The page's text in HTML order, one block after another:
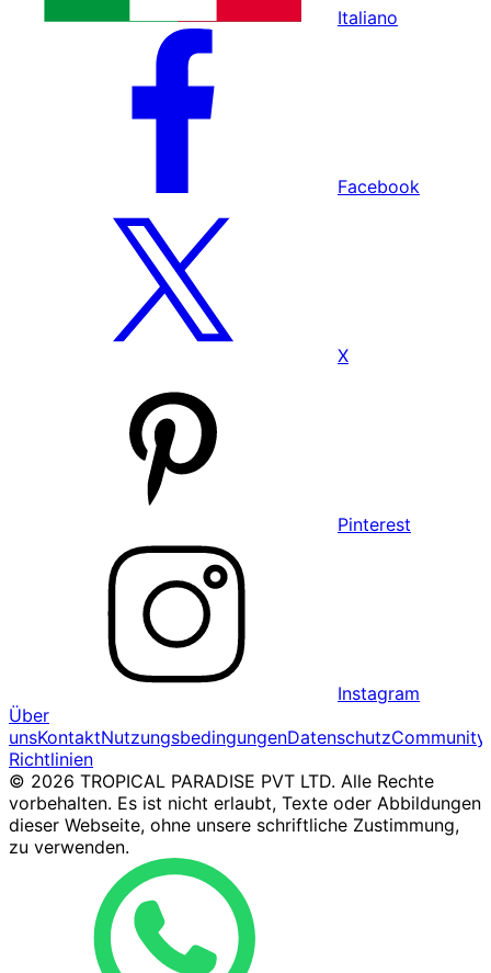
Italiano
Facebook
X
Pinterest
Instagram
Über
unsKontaktNutzungsbedingungenDatenschutz
Richtlinien
© 2026 TROPICAL PARADISE PVT LTD. Alle Rechte
vorbehalten. Es ist nicht erlaubt, Texte oder Abbildungen
dieser Webseite, ohne unsere schriftliche Zustimmung,
zu verwenden.